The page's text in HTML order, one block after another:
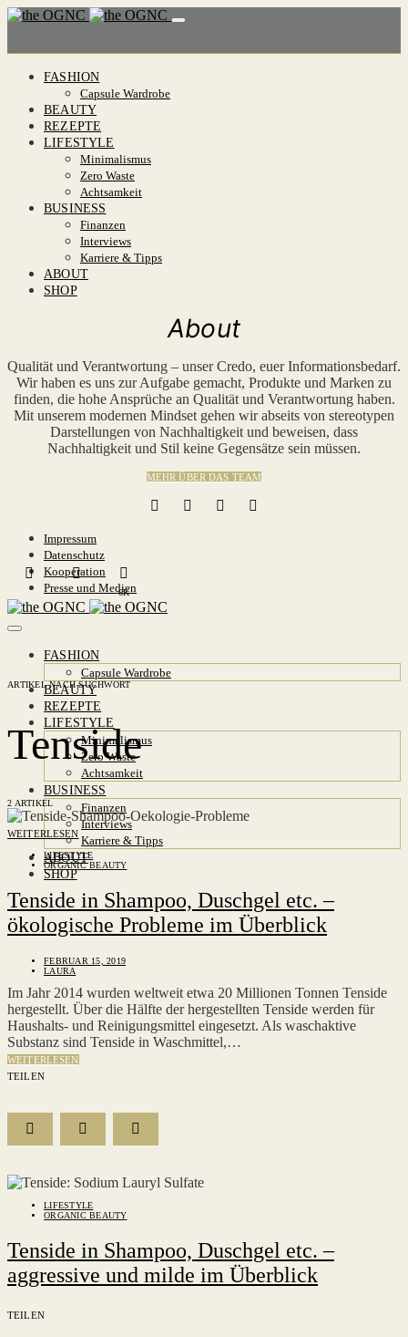
FASHION
Capsule Wardrobe
BEAUTY
REZEPTE
LIFESTYLE
Minimalismus
Zero Waste
Achtsamkeit
BUSINESS
Finanzen
Interviews
Karriere & Tipps
ABOUT
SHOP
About
Qualität und Verantwortung – unser Credo, euer Informationsbedarf.
Wir haben es uns zur Aufgabe gemacht, Produkte und Marken zu
finden, die hohe Ansprüche an Qualität und Verantwortung haben.
Mit unserem modernen Mindset gehen wir abseits von stereotypen
Darstellungen von Nachhaltigkeit und beweisen, dass
Nachhaltigkeit und Stil keine Gegensätze sein müssen.
MEHR ÜBER DAS TEAM
Impressum
Datenschutz
Kooperation
Presse und Medien
6K
FASHION
Capsule Wardrobe
BEAUTY
REZEPTE
LIFESTYLE
Minimalismus
Zero Waste
Achtsamkeit
BUSINESS
Finanzen
Interviews
Karriere & Tipps
ABOUT
SHOP
ARTIKEL NACH SUCHWORT
Tenside
2 ARTIKEL
WEITERLESEN
LIFESTYLE
ORGANIC BEAUTY
Tenside in Shampoo, Duschgel etc. –
ökologische Probleme im Überblick
FEBRUAR 15, 2019
LAURA
Im Jahr 2014 wurden weltweit etwa 20 Millionen Tonnen Tenside
hergestellt. Über die Hälfte der hergestellten Tenside werden für
Haushalts- und Reinigungsmittel eingesetzt. Als waschaktive
Substanz sind Tenside in Waschmittel,…
WEITERLESEN
TEILEN
LIFESTYLE
ORGANIC BEAUTY
Tenside in Shampoo, Duschgel etc. –
aggressive und milde im Überblick
TEILEN